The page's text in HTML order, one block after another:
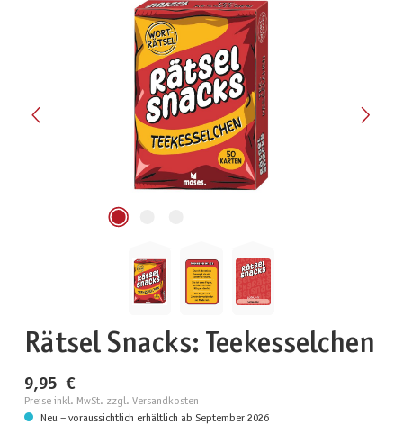
Rätsel Snacks: Teekesselchen
9,95 €
Preise inkl. MwSt. zzgl. Versandkosten
Neu – voraussichtlich erhältlich ab September 2026